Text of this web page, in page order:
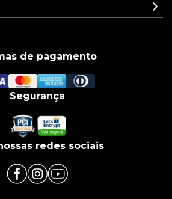
de pagamento
Segurança
redes sociais